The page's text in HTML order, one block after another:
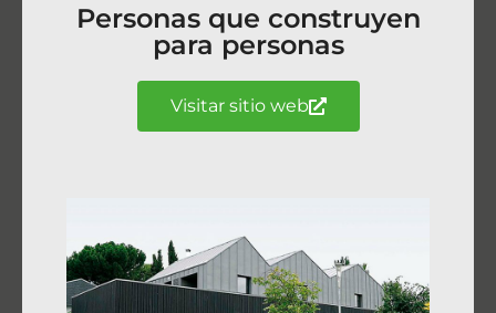
Personas que construyen
para personas
Visitar sitio web